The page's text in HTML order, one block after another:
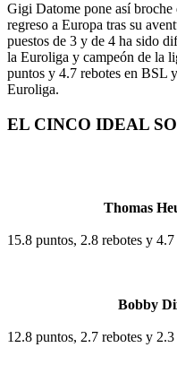
Gigi Datome pone así broche
regreso a Europa tras su
puestos de 3 y de 4 ha sido
la Euroliga y campeón de la
puntos y 4.7 rebotes en BSL
Euroliga.
EL CINCO IDEAL
Thomas
15.8 puntos, 2.8 rebotes y
Bobby
12.8 puntos, 2.7 rebotes y